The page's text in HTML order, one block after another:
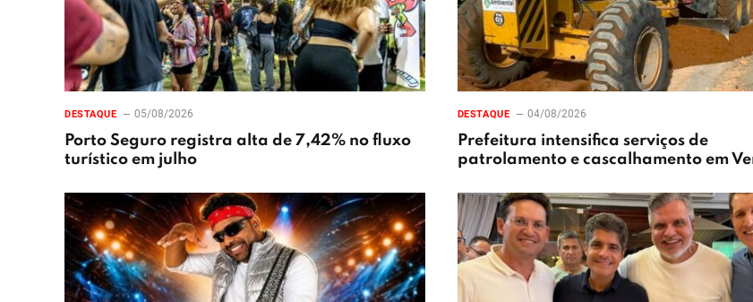
DESTAQUE 05/08/2026
Porto Seguro registra alta de 7,42% no fluxo
turístico em julho
DESTAQUE 04/08/2026
Prefeitura intensifica serviços de
patrolamento e cascalhamento em